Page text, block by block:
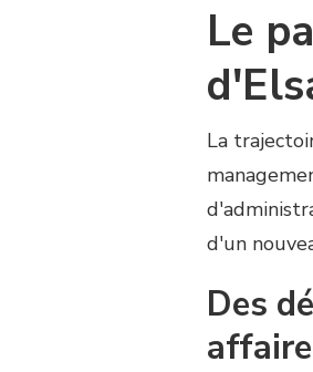
Le
La
d'un
Des